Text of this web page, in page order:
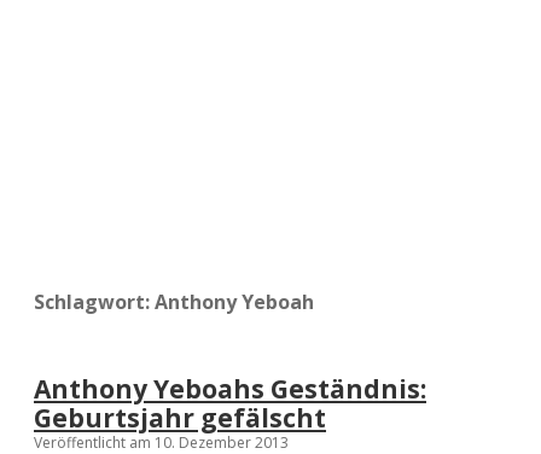
Schlagwort:Anthony Yeboah
Anthony Yeboahs Geständnis:
Geburtsjahr gefälscht
Veröffentlicht am 10. Dezember 2013